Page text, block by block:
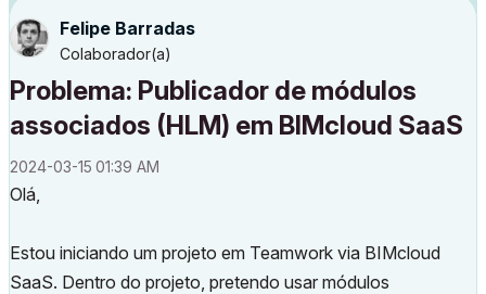
Felipe Barradas
Colaborador(a)
Problema: Publicador de módulos
associados (HLM) em BIMcloud SaaS
‎2024-03-15 01:39 AM
Olá,
Estou iniciando um projeto em Teamwork via BIMcloud
SaaS. Dentro do projeto, pretendo usar módulos